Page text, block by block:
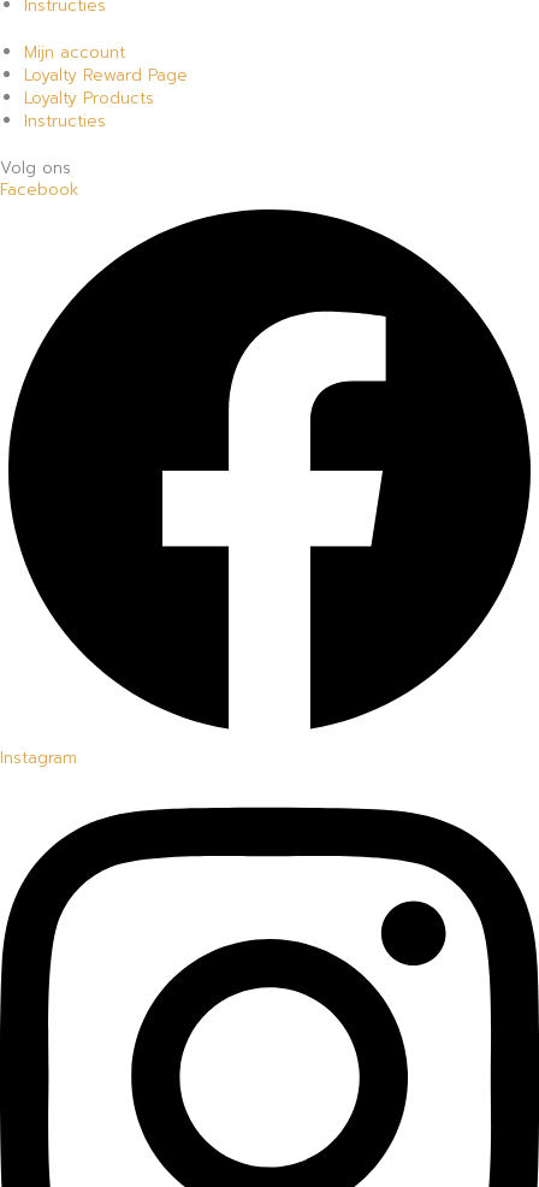
Mijn account
Loyalty Reward Page
Loyalty Products
Instructies
Volg ons
Facebook
Instagram